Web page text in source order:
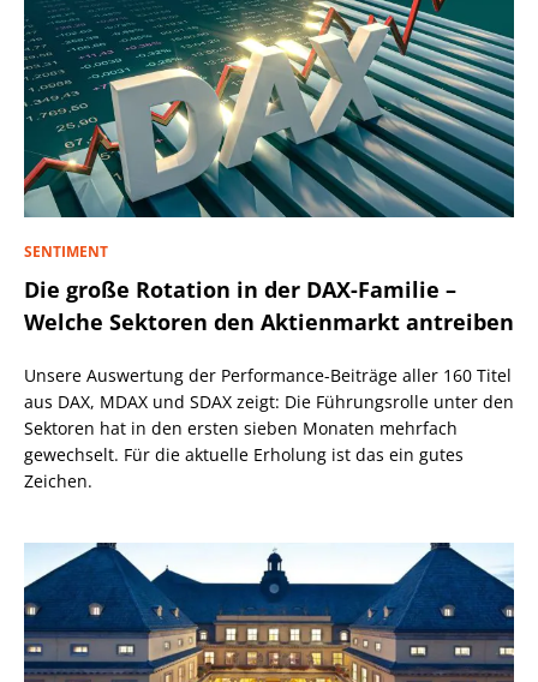
SENTIMENT
Die große Rotation in der DAX-Familie –
Welche Sektoren den Aktienmarkt antreiben
Unsere Auswertung der Performance-Beiträge aller 160 Titel
aus DAX, MDAX und SDAX zeigt: Die Führungsrolle unter den
Sektoren hat in den ersten sieben Monaten mehrfach
gewechselt. Für die aktuelle Erholung ist das ein gutes
Zeichen.